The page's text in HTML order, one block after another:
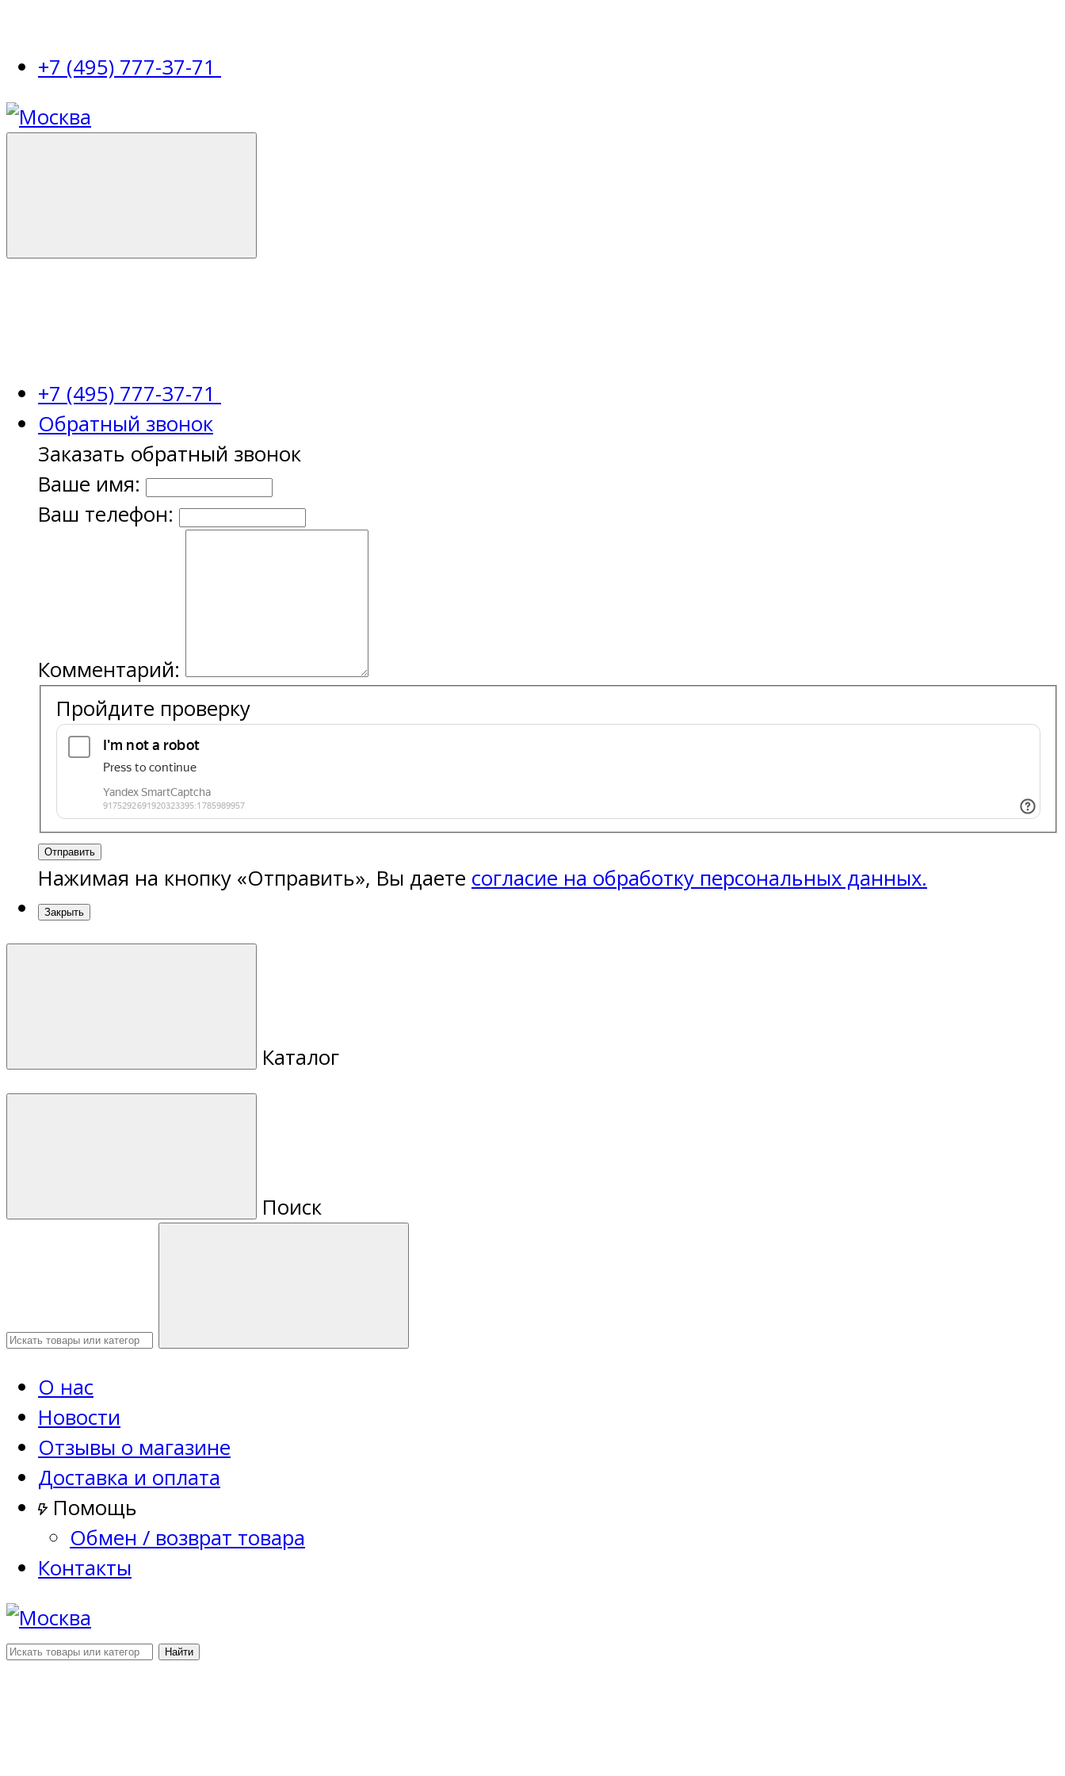
+7 (495) 777-37-71
+7 (495) 777-37-71
Обратный звонок
Заказать обратный звонок
Ваше имя:
Ваш телефон:
Комментарий:
Пройдите проверку
Отправить
Нажимая на кнопку «Отправить», Вы даете согласие на обработку персональных данных.
Закрыть
Каталог
Поиск
О нас
Новости
Отзывы о магазине
Доставка и оплата
Помощь
Обмен / возврат товара
Контакты
Найти